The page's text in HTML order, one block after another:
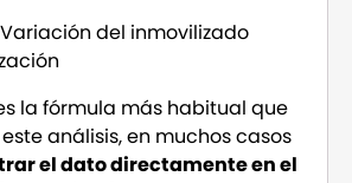
Variación del inmovilizado
la fórmula más habitual que
análisis, en muchos casos
el dato directamente en el